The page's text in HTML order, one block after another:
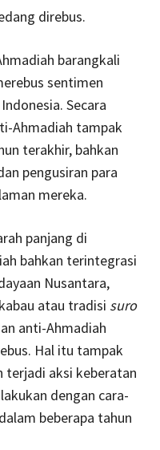
direbus.
barangkali
sentimen
Secara
Ahmadiah tampak
terakhir, bahkan
pengusiran para
mereka.
panjang di
bahkan terintegrasi
Nusantara,
atau tradisi suro
anti-Ahmadiah
Hal itu tampak
terjadi aksi keberatan
dengan cara-
beberapa tahun